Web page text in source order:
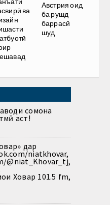
ва
Австрия оид
ба рушд
баррасӣ
шуд
сомона
аст!
дар
niatkhovar,
@niat_Khovar_tj,
Ховар 101.5 fm,